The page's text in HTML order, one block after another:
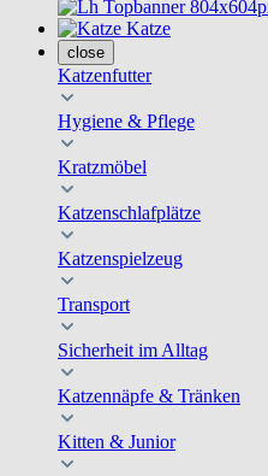
Katze
close
Katzenfutter
Hygiene & Pflege
Kratzmöbel
Katzenschlafplätze
Katzenspielzeug
Transport
Sicherheit im Alltag
Katzennäpfe & Tränken
Kitten & Junior